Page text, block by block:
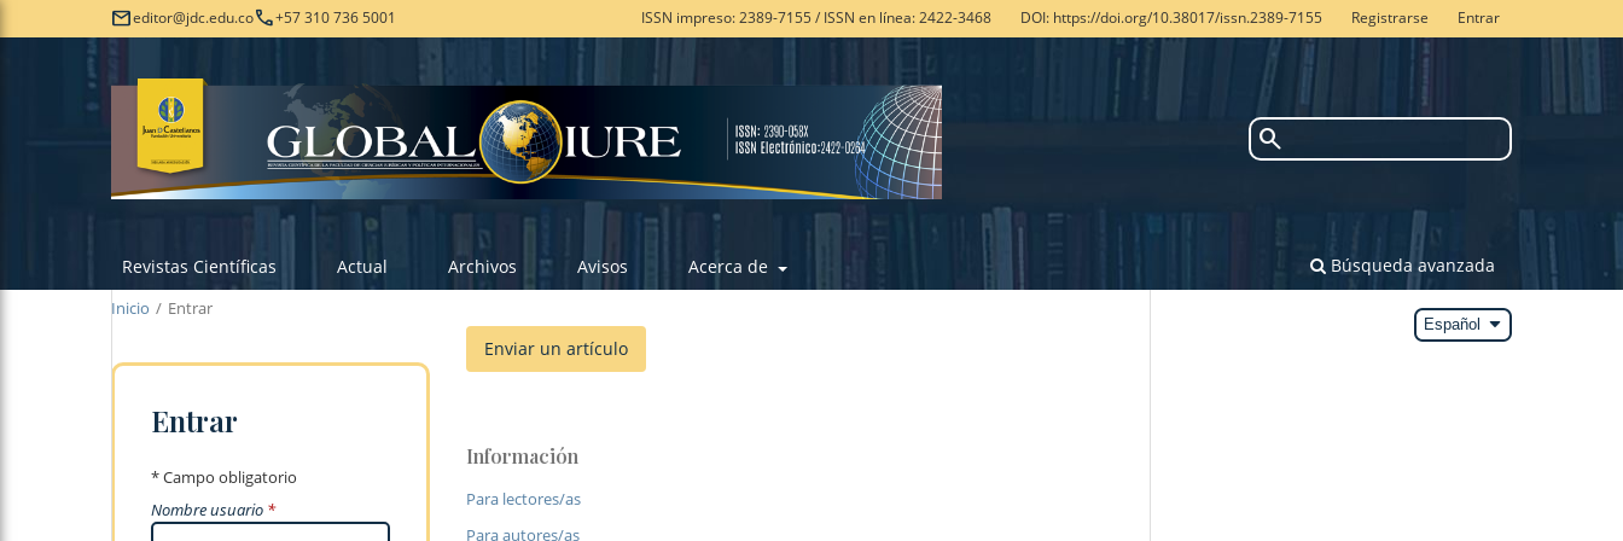
maileditor@jdc.edu.cocall+57 310 736 5001 ISSN impreso: 2389-7155 / ISSN en línea: 2422-3468 DOI: https://doi.org/10.38017/issn.2389-7155 Registrarse Entrar
search
Revistas Científicas Actual Archivos Avisos Acerca de Búsqueda avanzada
Español arrow_drop_down
Inicio / Entrar
Entrar
* Campo obligatorio
Nombre usuario *
Enviar un artículo
Información
Para lectores/as
Para autores/as